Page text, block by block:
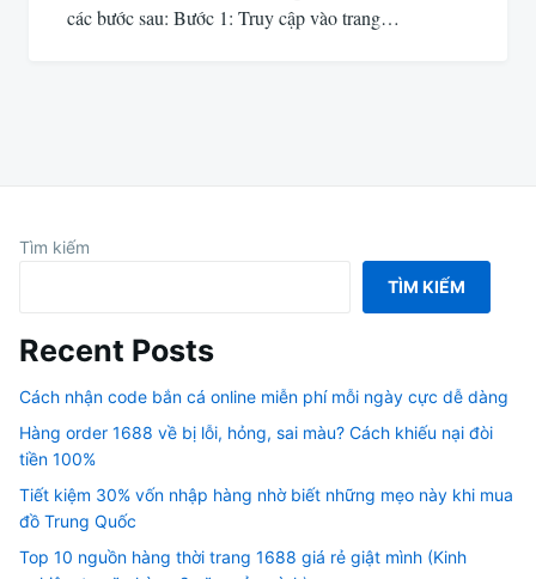
các bước sau: Bước 1: Truy cập vào trang…
Tìm kiếm
TÌM KIẾM
Recent Posts
Cách nhận code bắn cá online miễn phí mỗi ngày cực dễ dàng
Hàng order 1688 về bị lỗi, hỏng, sai màu? Cách khiếu nại đòi
tiền 100%
Tiết kiệm 30% vốn nhập hàng nhờ biết những mẹo này khi mua
đồ Trung Quốc
Top 10 nguồn hàng thời trang 1688 giá rẻ giật mình (Kinh